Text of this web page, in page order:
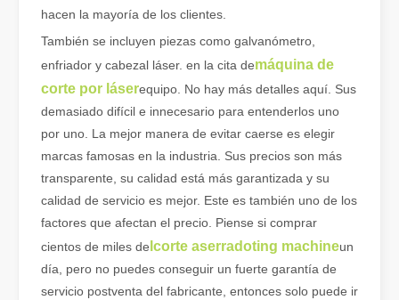
¿Es una buena elección? ¿Qué tan fuerte es la soldadura láser?
La soldadura láser ha revolucionado la fabricación moderna
hacen la mayoría de los clientes.
También se incluyen piezas como galvanómetro,
enfriador y cabezal láser. en la cita demáquina de
corte por láserequipo. No hay más detalles aquí. Sus
demasiado difícil e innecesario para entenderlos uno
por uno. La mejor manera de evitar caerse es elegir
marcas famosas en la industria. Sus precios son más
transparente, su calidad está más garantizada y su
calidad de servicio es mejor. Este es también uno de los
factores que afectan el precio. Piense si comprar
cientos de miles de corte aserradoting machineun
día, pero no puedes conseguir un fuerte garantía de
servicio postventa del fabricante, entonces solo puede ir